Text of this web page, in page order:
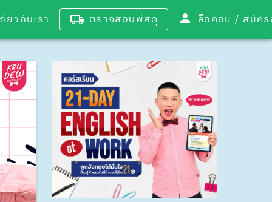
ยวกับเรา ตรวจสอบพัสดุ ล็อคอิน /